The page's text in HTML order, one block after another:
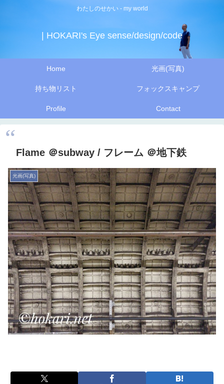
わたしのせかい - my world
| HOKARI's Eye sense/design/code
Home 光画(写真)
持ち物リスト フォックスキャンプ
Profile Contact
Flame ＠subway / フレーム ＠地下鉄
光画(写真)